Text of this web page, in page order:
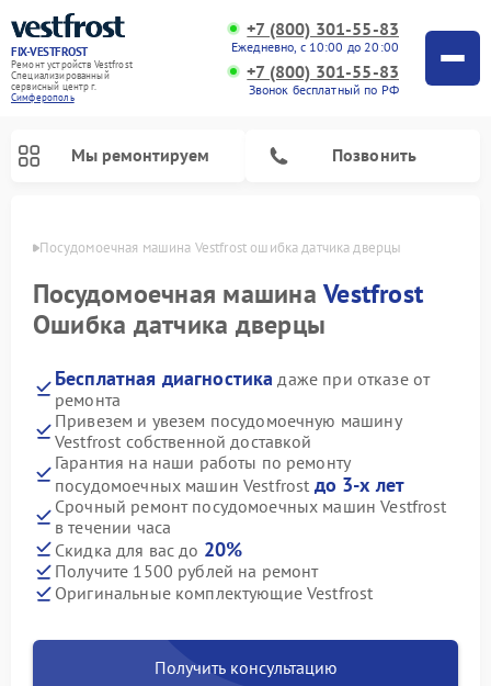
FIX-VESTFROST
Ремонт устройств Vestfrost
Специализированный
cервисный центр г.
Симферополь
+7 (800) 301-55-83
Ежедневно, с 10:00 до 20:00
+7 (800) 301-55-83
Звонок бесплатный по РФ
Мы ремонтируем Позвонить
Посудомоечная машина Vestfrost ошибка датчика дверцы
Посудомоечная машинаVestfrost
Ошибка датчика дверцы
Бесплатная диагностика даже при отказе от
ремонта
Привезем и увезем посудомоечную машину
Vestfrost собственной доставкой
Гарантия на наши работы по ремонту
посудомоечных машин Vestfrost до 3-х лет
Срочный ремонт посудомоечных машин Vestfrost
в течении часа
Скидка для вас до 20%
Получите 1500 рублей на ремонт
Оригинальные комплектующие Vestfrost
Получить консультацию